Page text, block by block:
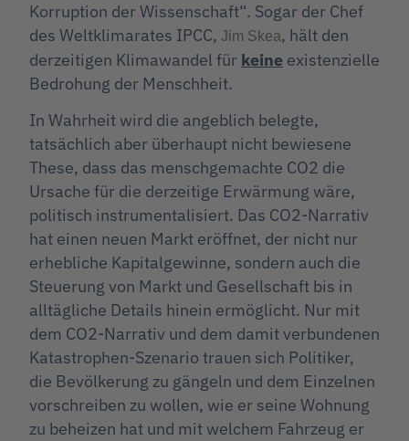
Korruption der Wissenschaft“. Sogar der Chef
des Weltklimarates IPCC, Jim Skea, hält den
derzeitigen Klimawandel für keine existenzielle
Bedrohung der Menschheit.
In Wahrheit wird die angeblich belegte,
tatsächlich aber überhaupt nicht bewiesene
These, dass das menschgemachte CO2 die
Ursache für die derzeitige Erwärmung wäre,
politisch instrumentalisiert. Das CO2-Narrativ
hat einen neuen Markt eröffnet, der nicht nur
erhebliche Kapitalgewinne, sondern auch die
Steuerung von Markt und Gesellschaft bis in
alltägliche Details hinein ermöglicht. Nur mit
dem CO2-Narrativ und dem damit verbundenen
Katastrophen-Szenario trauen sich Politiker,
die Bevölkerung zu gängeln und dem Einzelnen
vorschreiben zu wollen, wie er seine Wohnung
zu beheizen hat und mit welchem Fahrzeug er